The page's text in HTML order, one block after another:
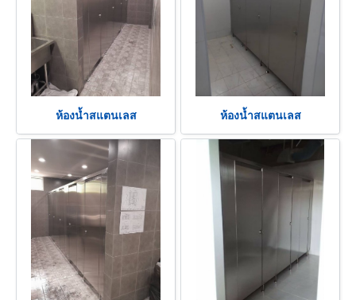
ห้องน้ำสแตนเลส ห้องน้ำสแตนเลส